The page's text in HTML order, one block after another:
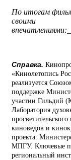
По итогам
своими
Справка.
«Кинолетопись
реализуется
поддержке
участии Гильдий
Лаборатория
киноведов и
проекта:
МПГУ. Ключевые
региональный